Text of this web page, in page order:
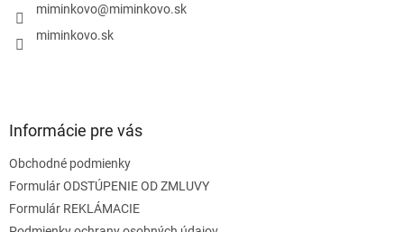
miminkovo@miminkovo.sk
miminkovo.sk
Informácie pre vás
Obchodné podmienky
Formulár ODSTÚPENIE OD ZMLUVY
Formulár REKLÁMACIE